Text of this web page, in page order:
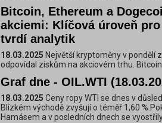
Bitcoin, Ethereum a
akciemi: Klíčová úroveň pro
tvrdí analytik
18.03.2025 Největší kryptoměny v pondělí
odpovídal ziskům na akciovém trhu.
Graf dne - OIL.WTI
18.03.2025 Ceny ropy WTI se dnes v
Blízkém východě zvyšují o téměř 1,60
Hamásem a v posledních dnech se